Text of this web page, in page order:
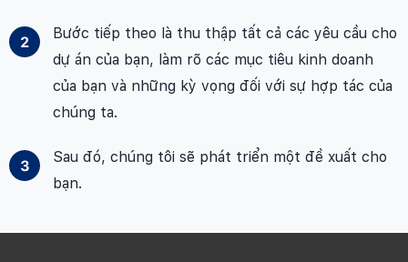
Bước tiếp theo là thu thập tất cả các yêu cầu cho
dự án của bạn, làm rõ các mục tiêu kinh doanh
của bạn và những kỳ vọng đối với sự hợp tác của
chúng ta.
Sau đó, chúng tôi sẽ phát triển một đề xuất cho
bạn.